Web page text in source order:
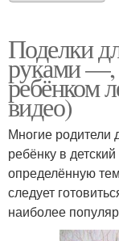
Поделки
руками —,
ребёнком
видео)
Многие родители
ребёнку в
определённую
следует
наиболее